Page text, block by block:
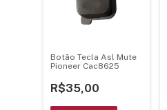
Botão Tecla Asl Mute
Pioneer Cac8625
R$35,00